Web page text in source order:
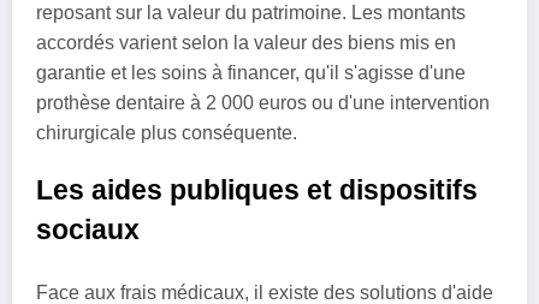
reposant sur la valeur du patrimoine. Les montants
accordés varient selon la valeur des biens mis en
garantie et les soins à financer, qu'il s'agisse d'une
prothèse dentaire à 2 000 euros ou d'une intervention
chirurgicale plus conséquente.
Les aides publiques et dispositifs
sociaux
Face aux frais médicaux, il existe des solutions d'aide